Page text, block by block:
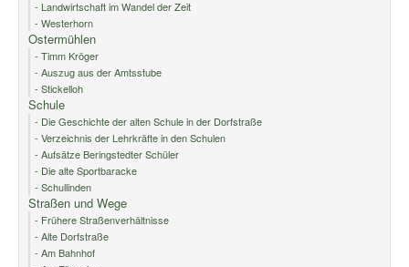
- Landwirtschaft im Wandel der Zeit
- Westerhorn
Ostermühlen
- Timm Kröger
- Auszug aus der Amtsstube
- Stickelloh
Schule
- Die Geschichte der alten Schule in der Dorfstraße
- Verzeichnis der Lehrkräfte in den Schulen
- Aufsätze Beringstedter Schüler
- Die alte Sportbaracke
- Schullinden
Straßen und Wege
- Frühere Straßenverhältnisse
- Alte Dorfstraße
- Am Bahnhof